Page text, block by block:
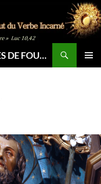
MONASTERE SAINT CHARLES DE FOUCAULD